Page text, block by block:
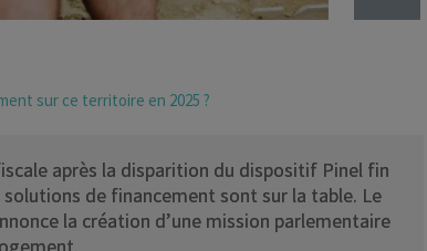
sur ce territoire en 2025 ?
après la disparition du dispositif Pinel fin
de financement sont sur la table. Le
la création d’une mission parlementaire